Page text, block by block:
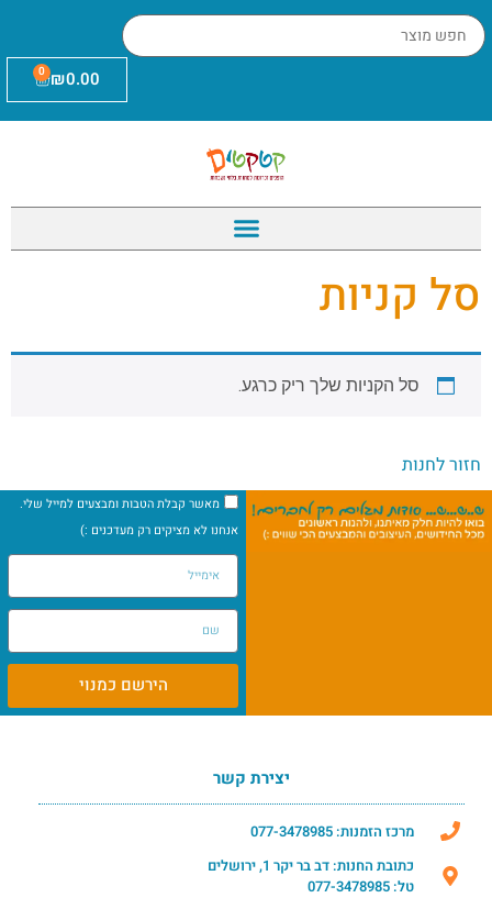
₪0.00
0
סל קניות
סל הקניות שלך ריק כרגע.
חזור לחנות
מאשר קבלת הטבות ומבצעים למייל שלי.
אנחנו לא מציקים רק מעדכנים :)
הירשם כמנוי
יצירת קשר
מרכז הזמנות: 077-3478985
כתובת החנות: דב בר יקר 1, ירושלים
טל: 077-3478985